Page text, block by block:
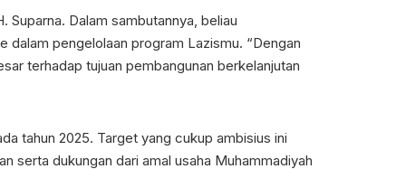
Dalam sambutannya, beliau
dalam pengelolaan program Lazismu. “Dengan
terhadap tujuan pembangunan berkelanjutan
tahun 2025. Target yang cukup ambisius ini
serta dukungan dari amal usaha Muhammadiyah